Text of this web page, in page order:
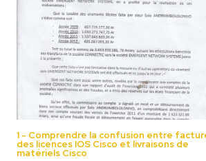
1 - Comprendre la confusion entre
des licences IOS Cisco et livraisons de
matériels Cisco